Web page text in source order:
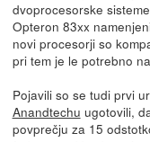
dvoprocesorske
Opteron 83xx
novi procesorji so
pri tem je le potrebno
Pojavili so se tudi prvi
Anandtechu ugotovili,
povprečju za 15